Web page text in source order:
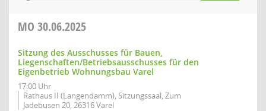
MO 30.06.2025
Sitzung des Ausschusses für Bauen,
Liegenschaften/Betriebsausschusses für den
Eigenbetrieb Wohnungsbau Varel
17:00 Uhr
Rathaus II (Langendamm), Sitzungssaal, Zum
Jadebusen 20, 26316 Varel